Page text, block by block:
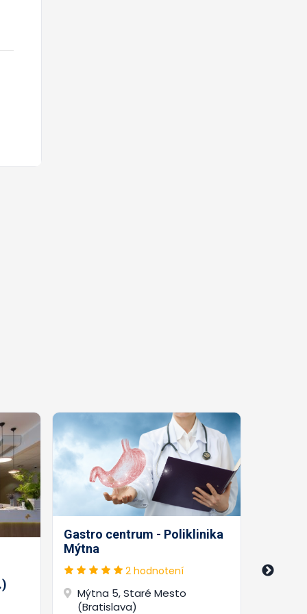
Gastro centrum - Poliklinika
Mýtna
2 hodnotení
Mýtna 5, Staré Mesto
(Bratislava)